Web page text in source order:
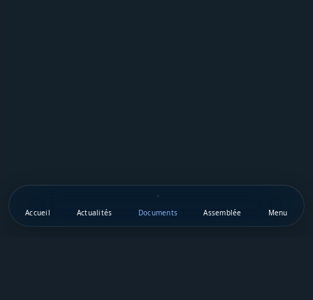
Accueil Actualités Documents Assemblée Menu